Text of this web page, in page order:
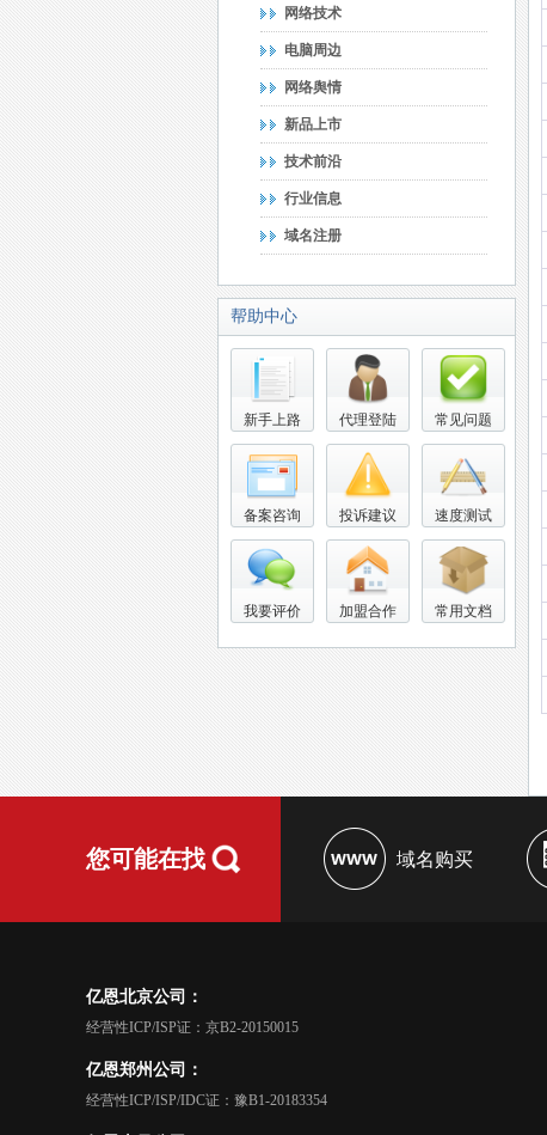
网络技术
电脑周边
网络舆情
新品上市
技术前沿
行业信息
域名注册
帮助中心
新手上路 代理登陆 常见问题
备案咨询 投诉建议 速度测试
我要评价 加盟合作 常用文档
您可能在找 域名购买
亿恩北京公司：
经营性ICP/ISP证：京B2-20150015
亿恩郑州公司：
经营性ICP/ISP/IDC证：豫B1-20183354